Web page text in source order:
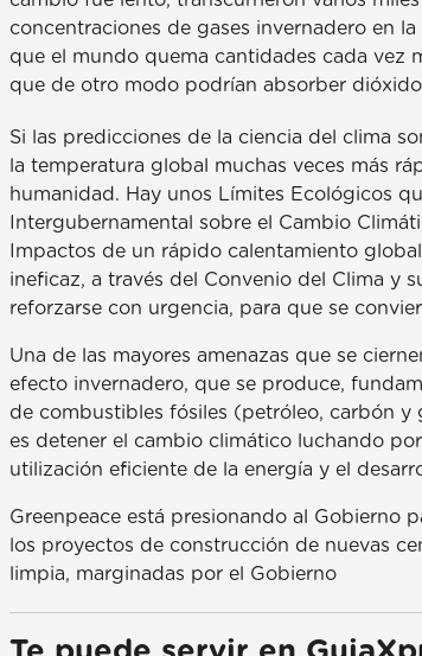
concentraciones de gases invernadero en
que el mundo quema cantidades cada vez
que de otro modo podrían absorber
Si las predicciones de la ciencia del clima
la temperatura global muchas veces más
humanidad. Hay unos Límites Ecológicos
Intergubernamental sobre el Cambio
Impactos de un rápido calentamiento
ineficaz, a través del Convenio del Clima y
reforzarse con urgencia, para que se
Una de las mayores amenazas que se
efecto invernadero, que se produce,
de combustibles fósiles (petróleo, carbón y
es detener el cambio climático luchando
utilización eficiente de la energía y el
Greenpeace está presionando al Gobierno
los proyectos de construcción de nuevas
limpia, marginadas por el Gobierno